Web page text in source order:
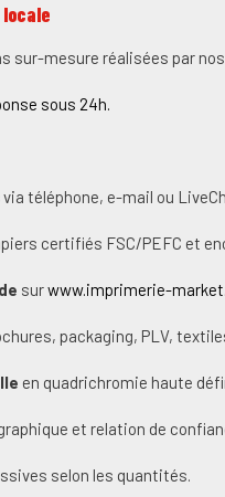
sur-mesure réalisées par
sous 24h.
via téléphone, e-mail ou
certifiés FSC/PEFC et
surwww.imprimerie-
packaging, PLV,
en quadrichromie haute
et relation de
selon les quantités.